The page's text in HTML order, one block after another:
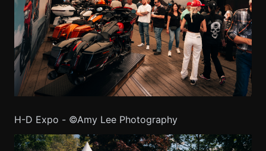
H-D Expo - ©Amy Lee Photography